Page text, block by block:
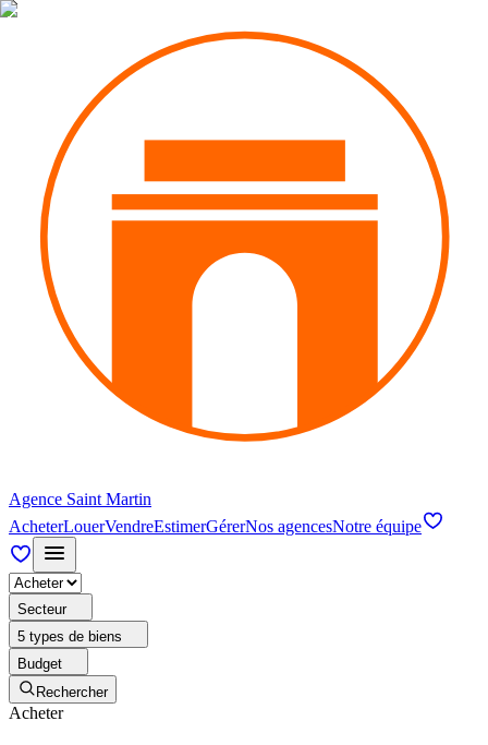
Agence Saint Martin
AcheterLouerVendreEstimerGérerNos agencesNotre équipe
Secteur
5 types de biens
Budget
Rechercher
Acheter